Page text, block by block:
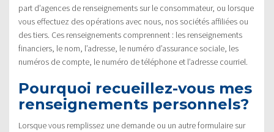
part d’agences de renseignements sur le consommateur, ou lorsque
vous effectuez des opérations avec nous, nos sociétés affiliées ou
des tiers. Ces renseignements comprennent : les renseignements
financiers, le nom, l’adresse, le numéro d’assurance sociale, les
numéros de compte, le numéro de téléphone et l’adresse courriel.
Pourquoi recueillez-vous mes
renseignements personnels?
Lorsque vous remplissez une demande ou un autre formulaire sur